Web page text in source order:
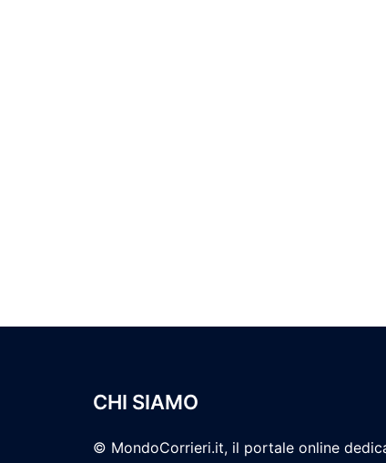
CHI SIAMO
© MondoCorrieri.it, il portale online